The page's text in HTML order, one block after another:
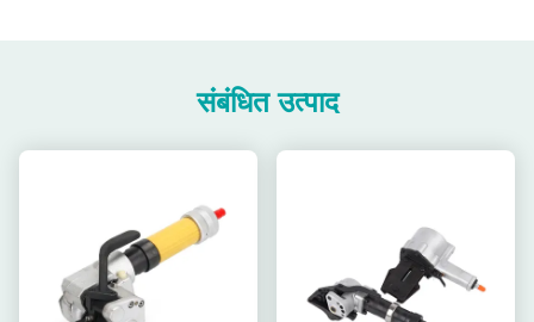
संबंधित उत्पाद